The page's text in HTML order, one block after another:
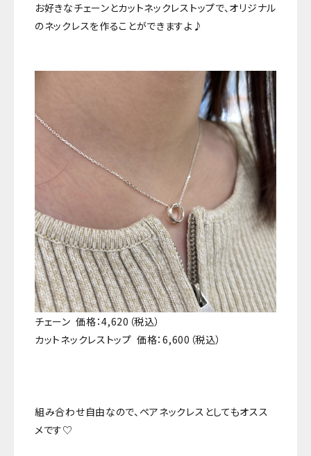
お好きなチェーンとカットネックレストップで、オリジナル
のネックレスを作ることができますよ♪
チェーン 価格：4,620（税込）
カットネックレストップ 価格：6,600（税込）
組み合わせ自由なので、ペアネックレスとしてもオスス
メです♡